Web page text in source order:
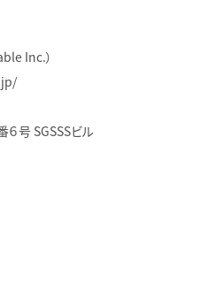
Inc.）
号 SGSSSビル